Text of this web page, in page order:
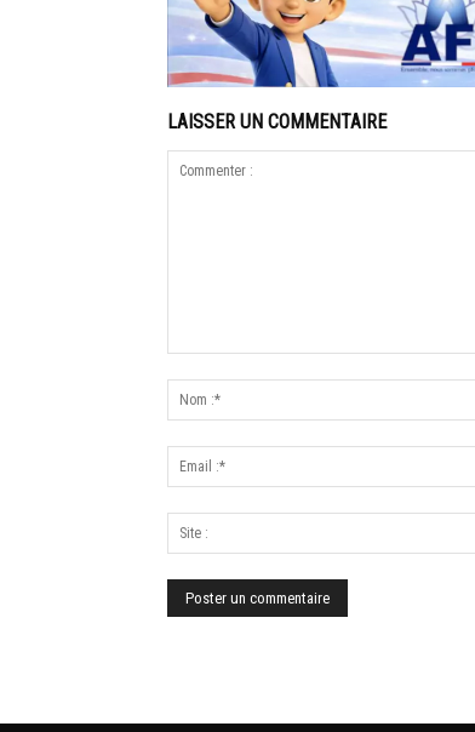
LAISSER UN COMMENTAIRE